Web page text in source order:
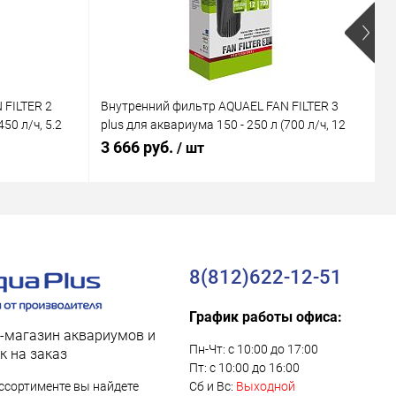
2
л/ч, 5.2
Внутренний фильтр AQUAEL FAN FILTER 3
plus для аквариума 150 - 250 л (700 л/ч, 12
Вт)
3 666 руб. / шт
магазин аквариумов и
на заказ
вы найдете
8(812)622-12-51
График работы офиса:
Пн-Чт: с 10:00 до 17:00
Пт: с 10:00 до 16:00
Сб и Вс: Выходной